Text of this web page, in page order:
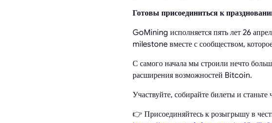
Готовы присоединиться к
GoMining исполняется пять лет 26
milestone вместе с сообществом,
С самого начала мы строили нечто
расширения возможностей Bitcoin.
Участвуйте, собирайте билеты и станьте
👉 Присоединяйтесь к розыгрышу в